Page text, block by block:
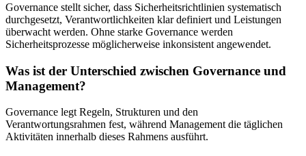
Governance stellt sicher, dass Sicherheitsrichtlinien systematisch
durchgesetzt, Verantwortlichkeiten klar definiert und Leistungen
überwacht werden. Ohne starke Governance werden
Sicherheitsprozesse möglicherweise inkonsistent angewendet.
Was ist der Unterschied zwischen Governance und
Management?
Governance legt Regeln, Strukturen und den
Verantwortungsrahmen fest, während Management die täglichen
Aktivitäten innerhalb dieses Rahmens ausführt.